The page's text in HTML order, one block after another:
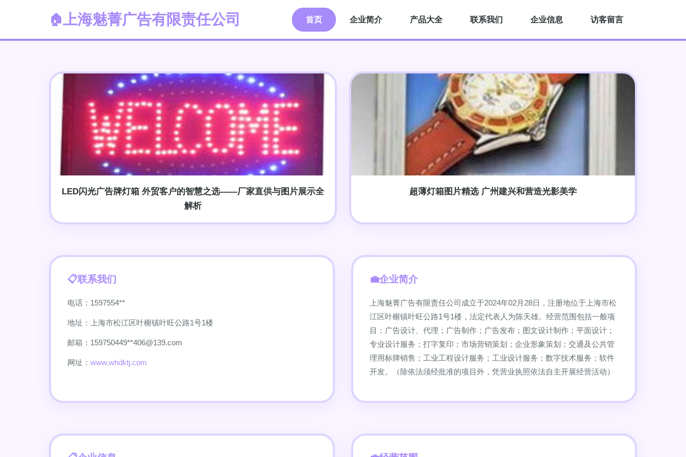
上海魅菁广告有限责任公司 首页 企业简介 产品大全 联系我们 企业信息 访客留言
LED闪光广告牌灯箱 外贸客户的智慧之选——厂家直供与图片展示全
解析
超薄灯箱图片精选 广州建兴和营造光影美学
联系我们
电话：1597554**
地址：上海市松江区叶榭镇叶旺公路1号1楼
邮箱：159750449**406@139.com
网址： www.whdktj.com
企业简介
上海魅菁广告有限责任公司成立于2024年02月28日，注册地位于上海市松
江区叶榭镇叶旺公路1号1楼，法定代表人为陈天雄。经营范围包括一般项
目：广告设计、代理；广告制作；广告发布；图文设计制作；平面设计；
专业设计服务；打字复印；市场营销策划；企业形象策划；交通及公共管
理用标牌销售；工业工程设计服务；工业设计服务；数字技术服务；软件
开发。（除依法须经批准的项目外，凭营业执照依法自主开展经营活动）